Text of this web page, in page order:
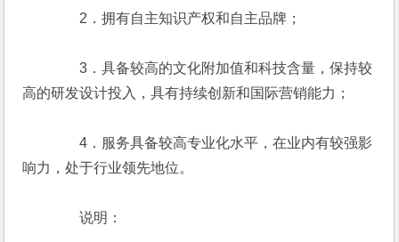
2．拥有自主知识产权和自主品牌；
3．具备较高的文化附加值和科技含量，保持较
高的研发设计投入，具有持续创新和国际营销能力；
4．服务具备较高专业化水平，在业内有较强影
响力，处于行业领先地位。
说明：